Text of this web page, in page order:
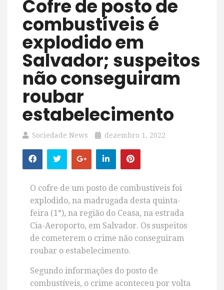
Cofre de posto de
combustíveis é
explodido em
Salvador; suspeitos
não conseguiram
roubar
estabelecimento
Sociedade News dezembro 1, 2022
O cofre de um posto de combustíveis foi
explodido, na madrugada desta quinta-
feira (1°), na região do Ceasa, na estrada
Cia-Aeroporto, em Salvador. Os suspeitos
de cometerem o crime não conseguiram
roubar o estabelecimento.
Segundo informações do posto de
combustíveis, o crime aconteceu por volta